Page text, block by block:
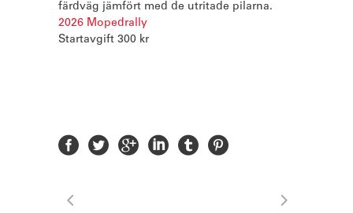
färdväg jämfört med de utritade pilarna.
2026 Mopedrally
Startavgift 300 kr